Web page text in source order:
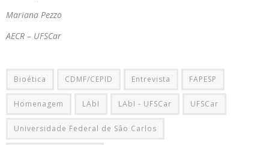
Mariana Pezzo
AECR – UFSCar
Bioética CDMF/CEPID Entrevista FAPESP
Homenagem LAbI LAbI - UFSCar UFSCar
Universidade Federal de Sâo Carlos